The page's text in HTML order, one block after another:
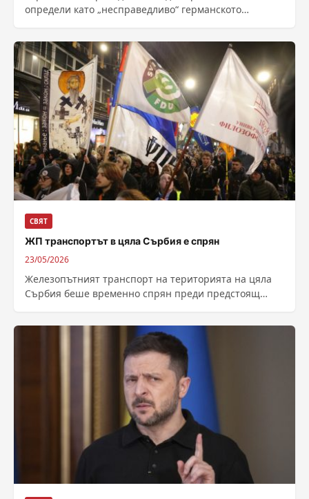
определи като „несправедливо“ германското
на асоцииран член на Европейския...
СВЯТ
ЖП транспортът в цяла Сърбия е спрян
23/05/2026
Железопътният транспорт на територията на цяла
Сърбия беше временно спрян преди предстоящ